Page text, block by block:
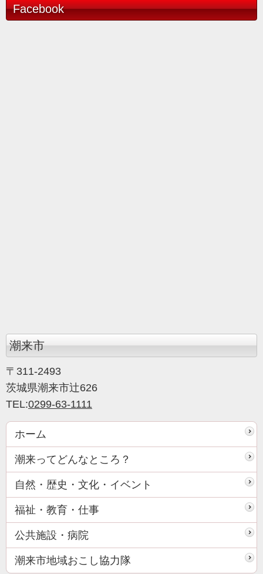
Facebook
潮来市
〒311-2493
茨城県潮来市辻626
TEL:0299-63-1111
ホーム
潮来ってどんなところ？
自然・歴史・文化・イベント
福祉・教育・仕事
公共施設・病院
潮来市地域おこし協力隊